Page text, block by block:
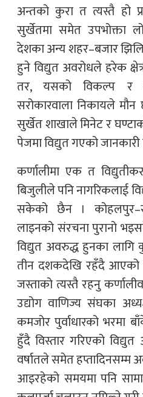
अन्तको कुरा त त्यस्तै हो
सुर्खेतमा समेत उपभोक्ता
देशका अन्य शहर–बजार
हुने विद्युत अवरोधले हरेक
तर, यसको विकल्प र
सरोकारवाला निकायले मौन
सुर्खेत शाखाले मिनेट र
पेजमा विद्युत गएको
कर्णालीमा एक त
बिजुलीले पनि नागरिकलाई
सकेको छैन ।
लाइनको संरचना पुरानो
विद्युत अवरुद्ध हुनका
तीन दशकदेखि रहँदै आएको
जस्ताको त्यस्तै रहनु
उद्योग वाणिज्य संघका
कमजोर पुर्वाधारको भरमा
हुँदै विस्तार गरिएको विद्युत
वर्षातले समेत हप्तादिनसम्म
आइरहेको समयमा पनि